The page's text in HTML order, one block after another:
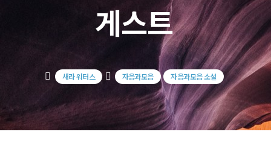
게스트
새라 워터스 자음과모음 자음과모음 소설